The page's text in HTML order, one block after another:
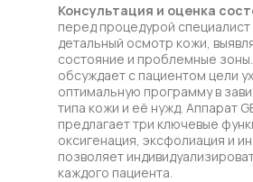
Консультация и оценка
перед процедурой
детальный осмотр кожи,
состояние и проблемные
обсуждает с пациентом цели
оптимальную программу в
типа кожи и её нужд. Аппарат
предлагает три ключевые
оксигенация, эксфолиация и
позволяет
каждого пациента.